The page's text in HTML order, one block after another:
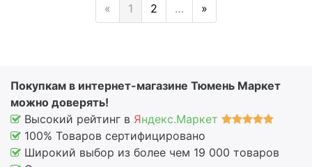
« 1 2 … »
Покупкам в интернет-магазине Тюмень Маркет
можно доверять!
Высокий рейтинг в Яндекс.Маркет
100% Товаров сертифицировано
Широкий выбор из более чем 19 000 товаров